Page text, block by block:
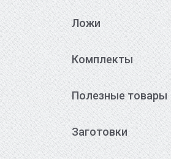
Ложи
Комплекты
Полезные товары
Заготовки